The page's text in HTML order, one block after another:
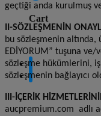
Cart
geçtiği anda kurulmuş
II-SÖZLEŞMENİN
bu sözleşmenin altında,
EDİYORUM” tuşuna ve/
sözleşme hükümlerini,
sözleşmenin bağlayıcı
III-İÇERİK
aucpremium.com adlı